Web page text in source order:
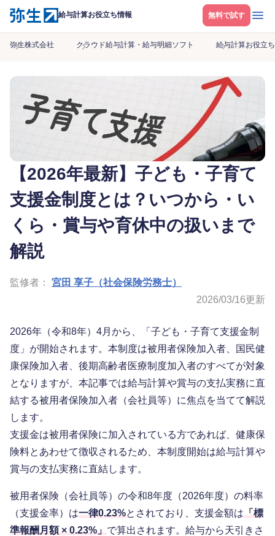
給与計算お役立ち情報 無料で試す メニ
弥生株式会社 クラウド給与計算・給与明細ソフト 給与計算お役立
【2026年最新】子ども・子育て
支援金制度とは？いつから・い
くら・賞与や育休中の扱いまで
解説
監修者： 宮田 享子（社会保険労務士）
2026/03/16更新
2026年（令和8年）4月から、「子ども・子育て支援金制
度」が開始されます。本制度は被用者保険加入者、国民健
康保険加入者、後期高齢者医療制度加入者のすべてが対象
となりますが、本記事では給与計算や賞与の支払実務に直
結する被用者保険加入者（会社員等）に焦点を当てて解説
します。
支援金は被用者保険に加入されている方であれば、健康保
険料とあわせて徴収されるため、本制度開始は給与計算や
賞与の支払実務に直結します。
被用者保険（会社員等）の令和8年度（2026年度）の料率
（支援金率）は一律0.23%とされており、支援金額は 「標
準報酬月額 × 0.23%」 で算出されます。給与から天引きさ